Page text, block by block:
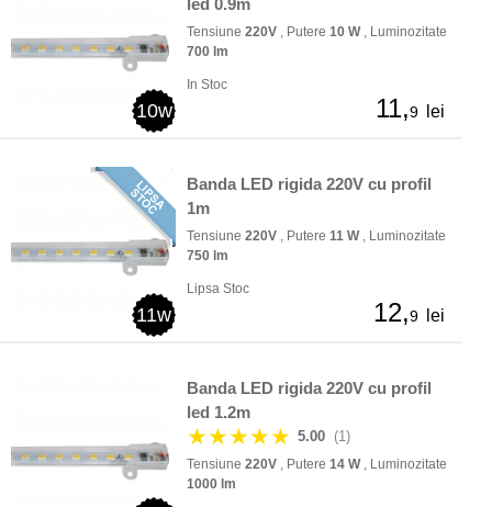
10w
led 0.9m
Tensiune 220V , Putere 10 W, Luminozitate
700 lm
In Stoc
11,9 lei
11w
Banda LED rigida 220V cu profil
1m
Tensiune 220V , Putere 11 W, Luminozitate
750 lm
Lipsa Stoc
12,9 lei
Banda LED rigida 220V cu profil
led 1.2m
★★★★★ 5.00 (1)
Tensiune 220V , Putere 14 W, Luminozitate
1000 lm